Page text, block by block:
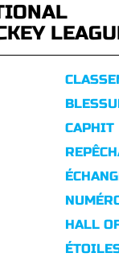
CAPHIT
HALL